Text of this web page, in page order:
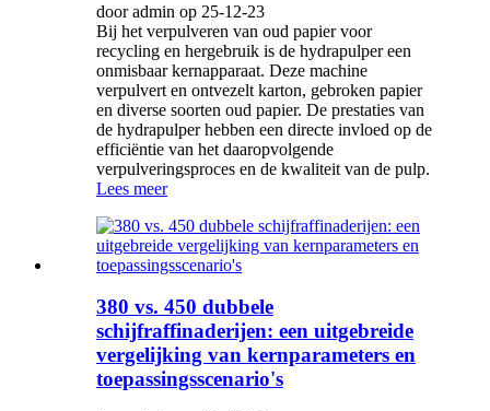
door admin op 25-12-23
Bij het verpulveren van oud papier voor
recycling en hergebruik is de hydrapulper een
onmisbaar kernapparaat. Deze machine
verpulvert en ontvezelt karton, gebroken papier
en diverse soorten oud papier. De prestaties van
de hydrapulper hebben een directe invloed op de
efficiëntie van het daaropvolgende
verpulveringsproces en de kwaliteit van de pulp.
Lees meer
380 vs. 450 dubbele
schijfraffinaderijen: een uitgebreide
vergelijking van kernparameters en
toepassingsscenario's